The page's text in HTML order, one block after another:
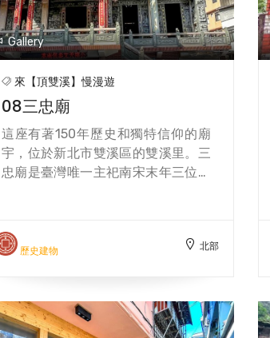
作有機米香，除了保留雙溪的風味和
傳統文化，也為推廣環境永續而努
力。
Gallery
來【頂雙溪】慢漫遊
08三忠廟
這座有著150年歷史和獨特信仰的廟
宇，位於新北市雙溪區的雙溪里。三
忠廟是臺灣唯一主祀南宋末年三位忠
公」，是中國歷史上的民族英雄和文
化偶像。三忠廟的創建與江都連氏家
墾拓，後來又增加陸秀夫和張世傑的
神像，並在同治七年（1868年）建立
歷史建物 北部